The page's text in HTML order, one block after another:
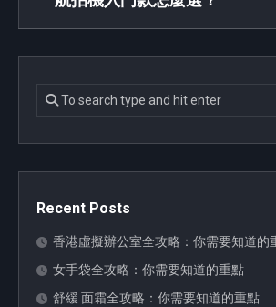
Recent Posts
香港虛擬辦公室全攻略：你需要知道的
女手袋全攻略：你需要知道的重點
舒緩 面霜全攻略：你需要知道的重點